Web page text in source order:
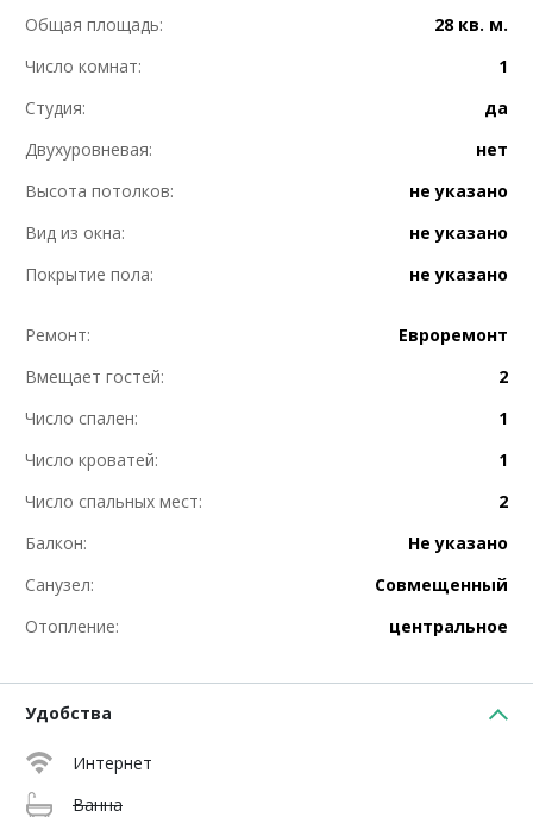
Общая площадь:
28 кв. м.
Число комнат:
1
Студия:
да
Двухуровневая:
нет
Высота потолков:
не указано
Вид из окна:
не указано
Покрытие пола:
не указано
Ремонт:
Евроремонт
Вмещает гостей:
2
Число спален:
1
Число кроватей:
1
Число спальных мест:
2
Балкон:
Не указано
Санузел:
Совмещенный
Отопление:
центральное
Удобства
Интернет
Ванна